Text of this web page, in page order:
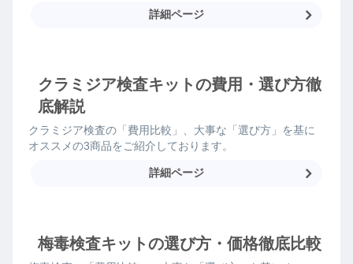
詳細ページ
クラミジア検査キットの費用・選び方徹
底解説
クラミジア検査の「費用比較」、大事な「選び方」を基に
オススメの3商品をご紹介しております。
詳細ページ
梅毒検査キットの選び方・価格徹底比較